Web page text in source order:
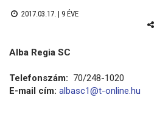
2017.03.17. | 9 ÉVE
Alba Regia SC
Telefonszám: 70/248-1020
E-mail cím: albasc1@t-online.hu